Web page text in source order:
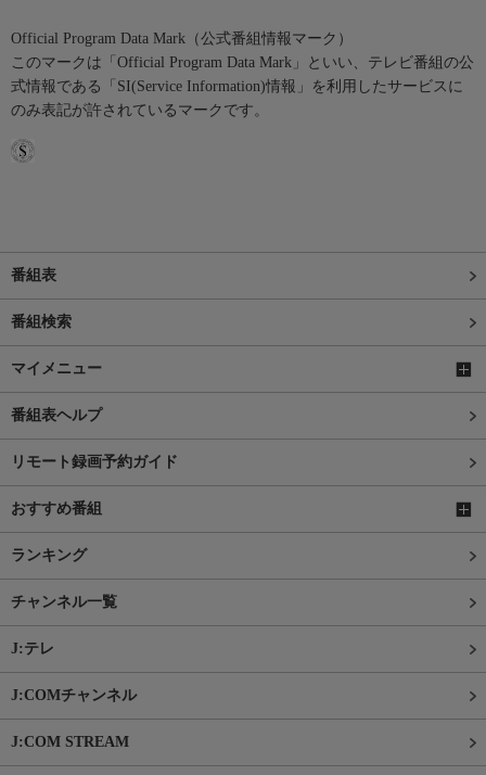
Official Program Data Mark（公式番組情報マーク）
このマークは「Official Program Data Mark」といい、テレビ番組の公
式情報である「SI(Service Information)情報」を利用したサービスに
のみ表記が許されているマークです。
番組表
番組検索
マイメニュー
番組表ヘルプ
リモート録画予約ガイド
おすすめ番組
ランキング
チャンネル一覧
J:テレ
J:COMチャンネル
J:COM STREAM